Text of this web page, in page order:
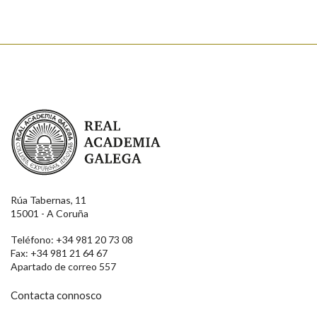
Real Academia Galega
Rúa Tabernas, 11
15001 - A Coruña
Teléfono: +34 981 20 73 08
Fax: +34 981 21 64 67
Apartado de correo 557
Contacta connosco